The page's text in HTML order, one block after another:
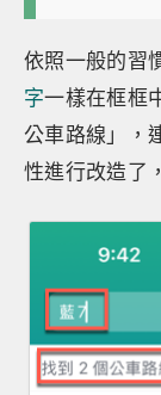
依照一般的習
字一樣在框框
公車路線」，
性進行改造了